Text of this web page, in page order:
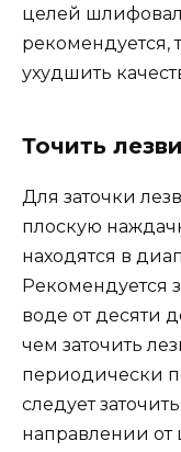
целей
рекомендуется,
ухудшить
Точить
Для заточки
плоскую
находятся в
Рекомендуется
воде от десяти
чем заточить
периодически
следует
направлении от